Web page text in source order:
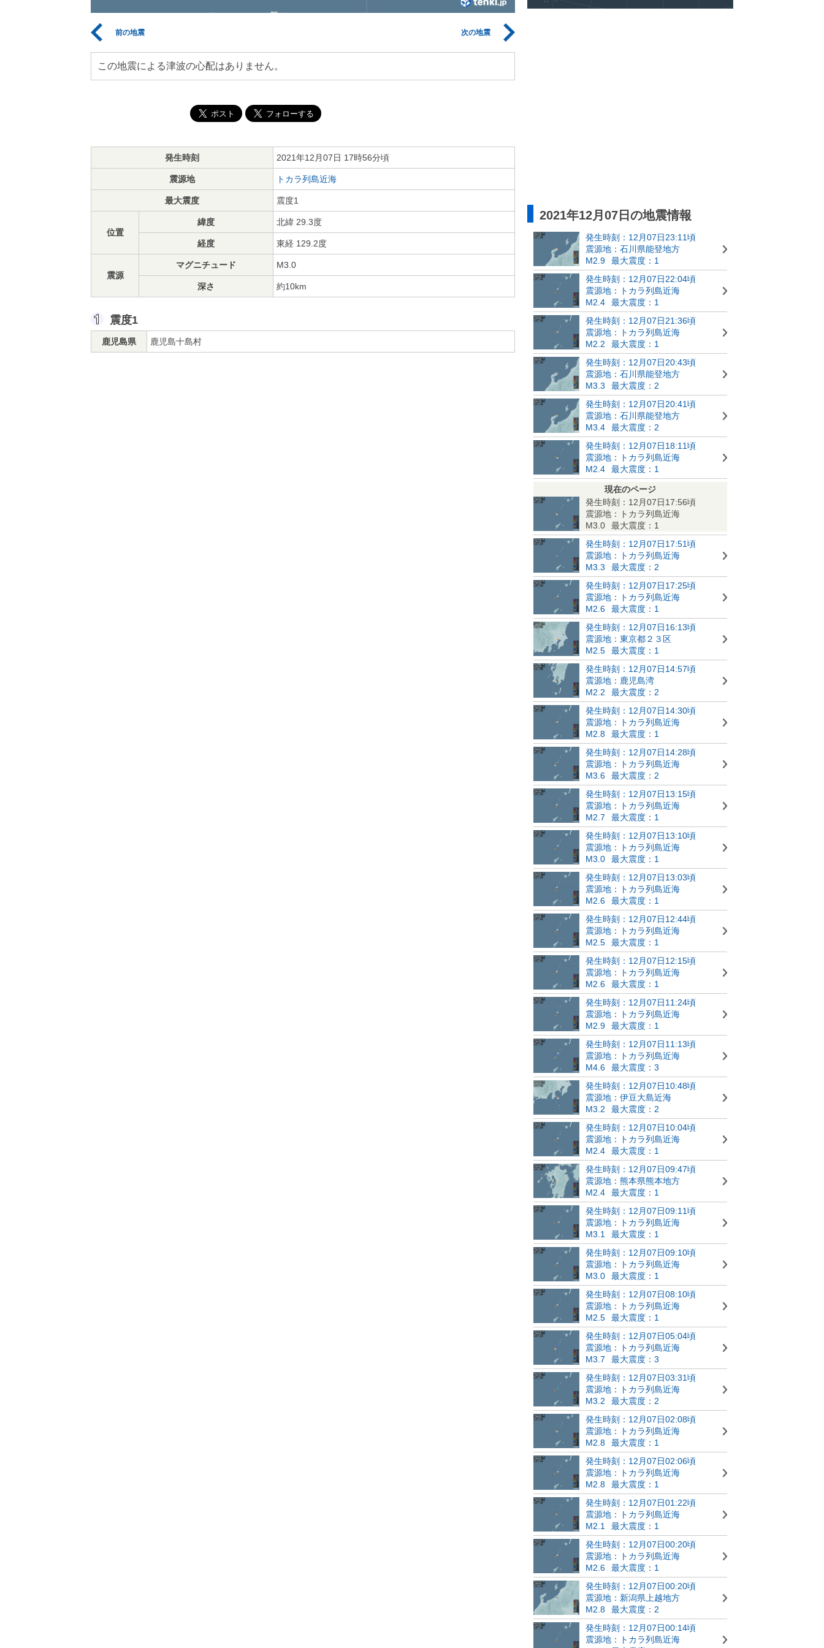
前の地震 次の地震
この地震による津波の心配はありません。
発生時刻 2021年12月07日 17時56分頃
震源地 トカラ列島近海
最大震度 震度1
位置
緯度 北緯 29.3度
経度 東経 129.2度
震源
マグニチュード M3.0
深さ 約10km
震度1
鹿児島県 鹿児島十島村
2021年12月07日の地震情報
発生時刻：12月07日23:11頃
震源地：石川県能登地方
M2.9
最大震度：1
発生時刻：12月07日22:04頃
震源地：トカラ列島近海
M2.4
最大震度：1
発生時刻：12月07日21:36頃
震源地：トカラ列島近海
M2.2
最大震度：1
発生時刻：12月07日20:43頃
震源地：石川県能登地方
M3.3
最大震度：2
発生時刻：12月07日20:41頃
震源地：石川県能登地方
M3.4
最大震度：2
発生時刻：12月07日18:11頃
震源地：トカラ列島近海
M2.4
最大震度：1
現在のページ
発生時刻：12月07日17:56頃
震源地：トカラ列島近海
M3.0
最大震度：1
発生時刻：12月07日17:51頃
震源地：トカラ列島近海
M3.3
最大震度：2
発生時刻：12月07日17:25頃
震源地：トカラ列島近海
M2.6
最大震度：1
発生時刻：12月07日16:13頃
震源地：東京都２３区
M2.5
最大震度：1
発生時刻：12月07日14:57頃
震源地：鹿児島湾
M2.2
最大震度：2
発生時刻：12月07日14:30頃
震源地：トカラ列島近海
M2.8
最大震度：1
発生時刻：12月07日14:28頃
震源地：トカラ列島近海
M3.6
最大震度：2
発生時刻：12月07日13:15頃
震源地：トカラ列島近海
M2.7
最大震度：1
発生時刻：12月07日13:10頃
震源地：トカラ列島近海
M3.0
最大震度：1
発生時刻：12月07日13:03頃
震源地：トカラ列島近海
M2.6
最大震度：1
発生時刻：12月07日12:44頃
震源地：トカラ列島近海
M2.5
最大震度：1
発生時刻：12月07日12:15頃
震源地：トカラ列島近海
M2.6
最大震度：1
発生時刻：12月07日11:24頃
震源地：トカラ列島近海
M2.9
最大震度：1
発生時刻：12月07日11:13頃
震源地：トカラ列島近海
M4.6
最大震度：3
発生時刻：12月07日10:48頃
震源地：伊豆大島近海
M3.2
最大震度：2
発生時刻：12月07日10:04頃
震源地：トカラ列島近海
M2.4
最大震度：1
発生時刻：12月07日09:47頃
震源地：熊本県熊本地方
M2.4
最大震度：1
発生時刻：12月07日09:11頃
震源地：トカラ列島近海
M3.1
最大震度：1
発生時刻：12月07日09:10頃
震源地：トカラ列島近海
M3.0
最大震度：1
発生時刻：12月07日08:10頃
震源地：トカラ列島近海
M2.5
最大震度：1
発生時刻：12月07日05:04頃
震源地：トカラ列島近海
M3.7
最大震度：3
発生時刻：12月07日03:31頃
震源地：トカラ列島近海
M3.2
最大震度：2
発生時刻：12月07日02:08頃
震源地：トカラ列島近海
M2.8
最大震度：1
発生時刻：12月07日02:06頃
震源地：トカラ列島近海
M2.8
最大震度：1
発生時刻：12月07日01:22頃
震源地：トカラ列島近海
M2.1
最大震度：1
発生時刻：12月07日00:20頃
震源地：トカラ列島近海
M2.6
最大震度：1
発生時刻：12月07日00:20頃
震源地：新潟県上越地方
M2.8
最大震度：2
発生時刻：12月07日00:14頃
震源地：トカラ列島近海